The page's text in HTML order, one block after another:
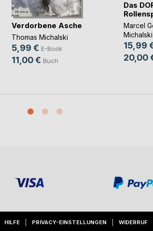
Verdorbene Asche
Thomas Michalski
5,99 € E-Book
11,00 € Buch
Das
Marcel
Michalski
15,99
20,00
HILFE PRIVACY-EINSTELLUNGEN WIDERRUF